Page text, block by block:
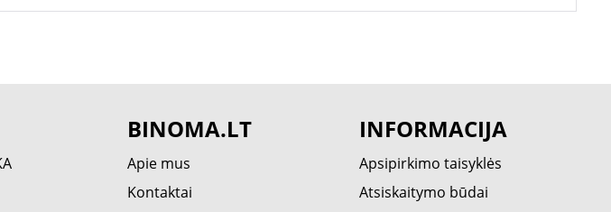
BINOMA.LT
Apie mus
Kontaktai
INFORMACIJA
Apsipirkimo taisyklės
Atsiskaitymo būdai